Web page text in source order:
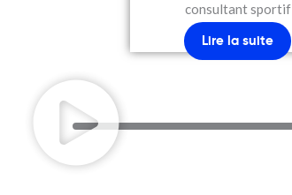
consultant sportif
Lire la suite